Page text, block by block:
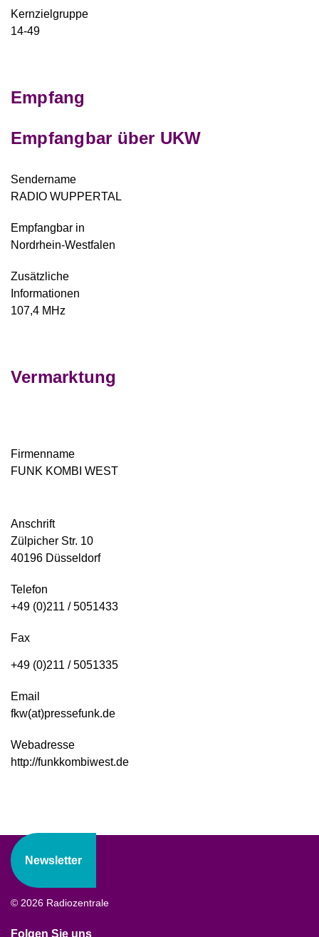
Kernzielgruppe
14-49
Empfang
Empfangbar über UKW
Sendername
RADIO WUPPERTAL
Empfangbar in
Nordrhein-Westfalen
Zusätzliche
Informationen
107,4 MHz
Vermarktung
Firmenname
FUNK KOMBI WEST
Anschrift
Zülpicher Str. 10
40196 Düsseldorf
Telefon
+49 (0)211 / 5051433
Fax
+49 (0)211 / 5051335
Email
fkw(at)pressefunk.de
Webadresse
http://funkkombiwest.de
Newsletter
© 2026 Radiozentrale
Folgen Sie uns